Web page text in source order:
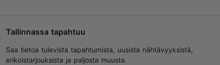
Tallinnassa tapahtuu
Saa tietoa tulevista tapahtumista, uusista nähtävyyksistä,
erikoistarjouksista ja paljosta muusta.